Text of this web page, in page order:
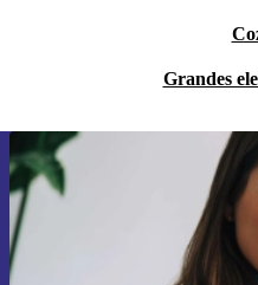
Grandes
Subscreve
primeira
Não percas